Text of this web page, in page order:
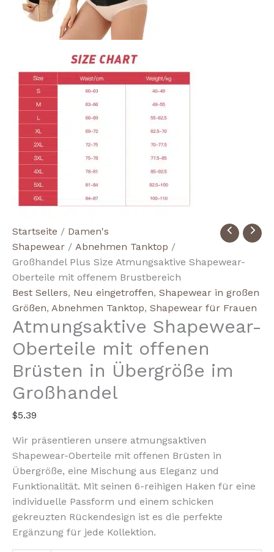
Startseite / Damen's
Shapewear / Abnehmen Tanktop /
Großhandel Plus Size Atmungsaktive Shapewear-
Oberteile mit offenem Brustbereich
Best Sellers, Neu eingetroffen, Shapewear in großen
Größen, Abnehmen Tanktop, Shapewear für Frauen
Atmungsaktive Shapewear-
Oberteile mit offenen
Brüsten in Übergröße im
Großhandel
$5.39
Wir präsentieren unsere atmungsaktiven
Shapewear-Oberteile mit offenen Brüsten in
Übergröße, eine Mischung aus Eleganz und
Funktionalität. Mit seinen 6-reihigen Haken für eine
individuelle Passform und einem schicken
gekreuzten Rückendesign ist es die perfekte
Ergänzung für jede Kollektion.
Wholesale
Plus
Size
Breathable
Open-
Breasted
Shapewear
Menge